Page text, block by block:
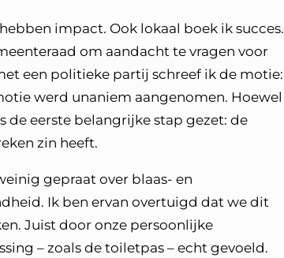
impact. Ook lokaal boek ik succes.
om aandacht te vragen voor
een politieke partij schreef ik de motie:
werd unaniem aangenomen. Hoewel
eerste belangrijke stap gezet: de
zin heeft.
gepraat over blaas- en
Ik ben ervan overtuigd dat we dit
Juist door onze persoonlijke
– zoals de toiletpas – echt gevoeld.